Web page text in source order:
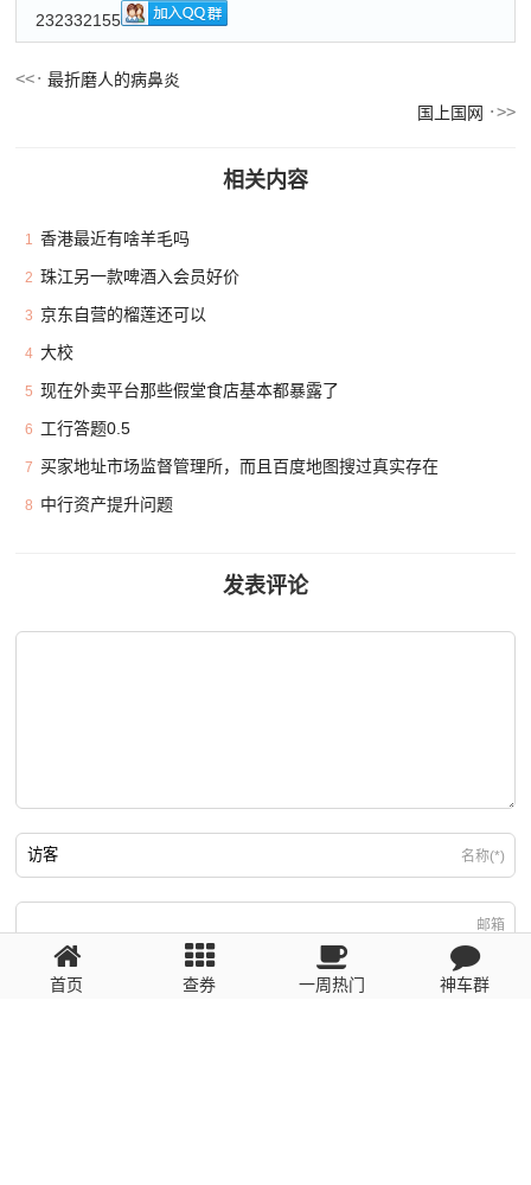
232332155
最折磨人的病鼻炎
国上国网
相关内容
1 香港最近有啥羊毛吗
2 珠江另一款啤酒入会员好价
3 京东自营的榴莲还可以
4 大校
5 现在外卖平台那些假堂食店基本都暴露了
6 工行答题0.5
7 买家地址市场监督管理所，而且百度地图搜过真实存在
8 中行资产提升问题
发表评论
名称(*)
邮箱
回复需填写必要信息
首页 查券 一周热门 神车群